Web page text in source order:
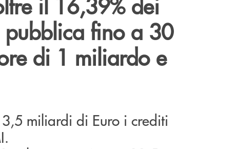
fino a 30
di 1 miliardo e
miliardi di Euro i crediti